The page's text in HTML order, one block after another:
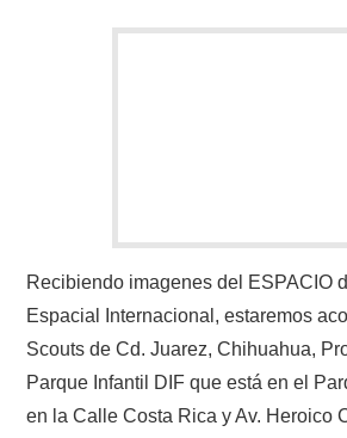
MODOS DIGITALES
MORSE CW APRENDE Y MAS
NUESTRAS ACTIVIDADES !
Recibiendo imagenes del ESPACIO
Espacial Internacional, estaremos
Scouts de Cd. Juarez, Chihuahua,
Parque Infantil DIF que está en el
en la Calle Costa Rica y Av. Heroico